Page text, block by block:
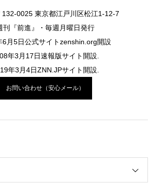
132-0025 東京都江戸川区松江1-12-7
刊『前進』・毎週月曜日発行
6月5日公式サイトzenshin.org開設
年3月17日速報版サイト開設.
年3月4日ZNN.JPサイト開設.
お問い合わせ（安心メール）